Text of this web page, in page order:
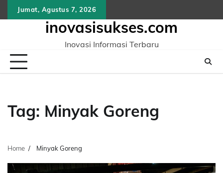
to
Jumat, Agustus 7, 2026
inovasisukses.com
Inovasi Informasi Terbaru
Tag: Minyak Goreng
Home Minyak Goreng